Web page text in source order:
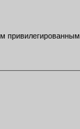
привилегированным